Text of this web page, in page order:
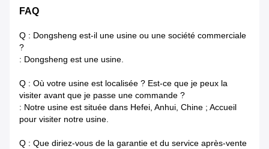
FAQ
Q : Dongsheng est-il une usine ou une société commerciale
?
: Dongsheng est une usine.
Q : Où votre usine est localisée ? Est-ce que je peux la
visiter avant que je passe une commande ?
: Notre usine est située dans Hefei, Anhui, Chine ; Accueil
pour visiter notre usine.
Q : Que diriez-vous de la garantie et du service après-vente